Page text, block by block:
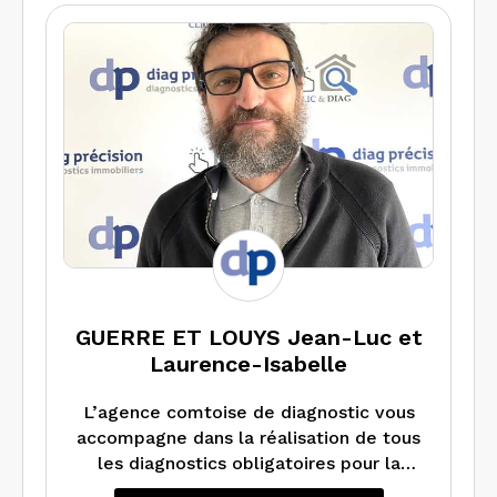
GUERRE ET LOUYS Jean-Luc et
Laurence-Isabelle
L’agence comtoise de diagnostic vous
accompagne dans la réalisation de tous
les diagnostics obligatoires pour la
location ou la vente de votre bien